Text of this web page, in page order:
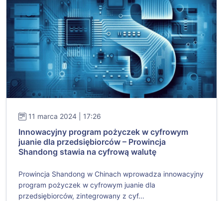
11 marca 2024 | 17:26
Innowacyjny program pożyczek w cyfrowym
juanie dla przedsiębiorców – Prowincja
Shandong stawia na cyfrową walutę
Prowincja Shandong w Chinach wprowadza innowacyjny
program pożyczek w cyfrowym juanie dla
przedsiębiorców, zintegrowany z cyf...